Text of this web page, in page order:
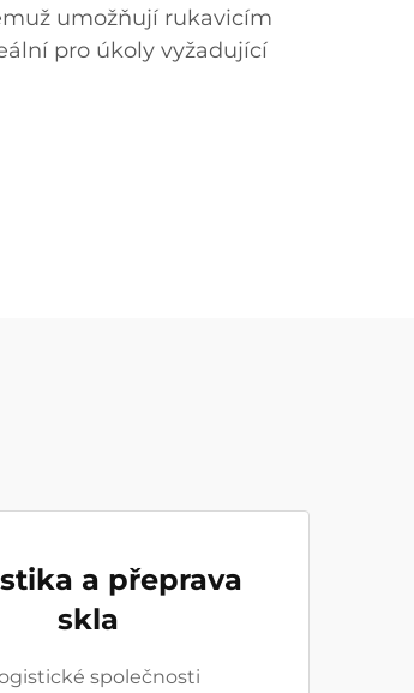
umožňují rukavicím
pro úkoly vyžadující
a přeprava
skla
společnosti